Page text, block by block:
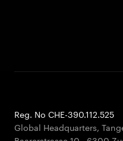
Reg. No CHE-390.112.525
Global Headquarters,